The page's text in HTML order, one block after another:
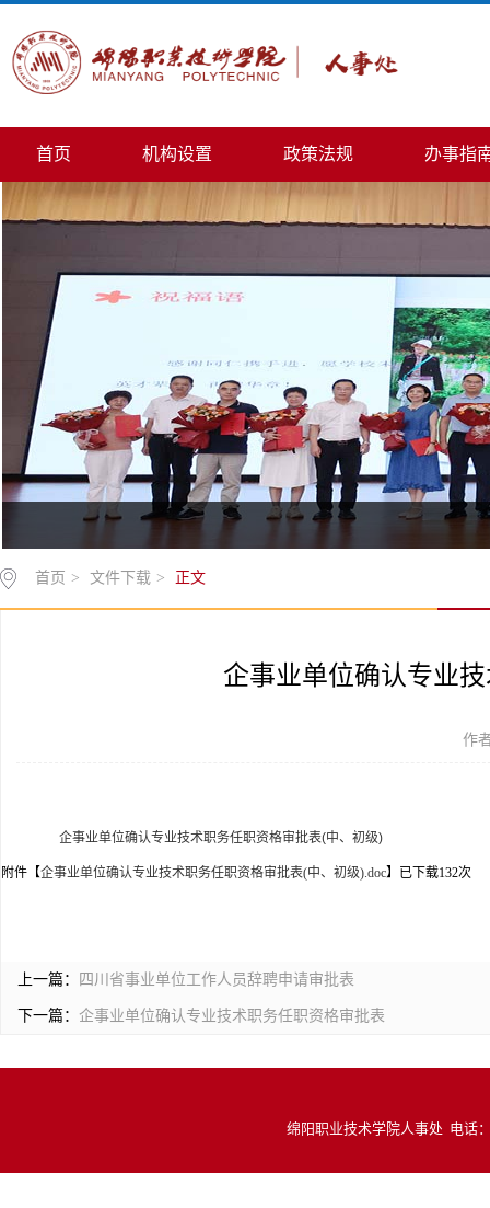
首页 机构设置 政策法规 办事指
首页 > 文件下载 > 正文
企事业单位确认专业
作
企事业单位确认专业技术职务任职资格审批表(中、初级)
附件【企事业单位确认专业技术职务任职资格审批表(中、初级).doc】已下载132次
上一篇： 四川省事业单位工作人员辞聘申请审批表
下一篇： 企事业单位确认专业技术职务任职资格审批表
绵阳职业技术学院人事处 电话